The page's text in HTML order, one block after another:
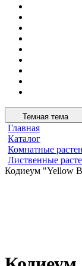
Темная тема
Главная
Каталог
Комнатные
Лиственные
Кодиеум "Yellow